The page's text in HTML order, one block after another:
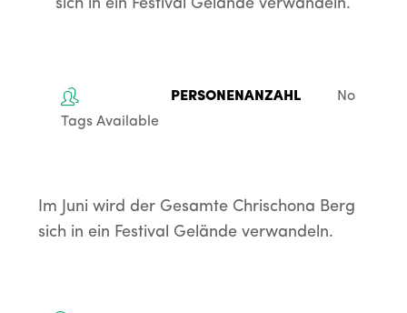
sich in ein Festival Gelände verwandeln.
No
Tags Available
Im Juni wird der Gesamte Chrischona Berg
sich in ein Festival Gelände verwandeln.